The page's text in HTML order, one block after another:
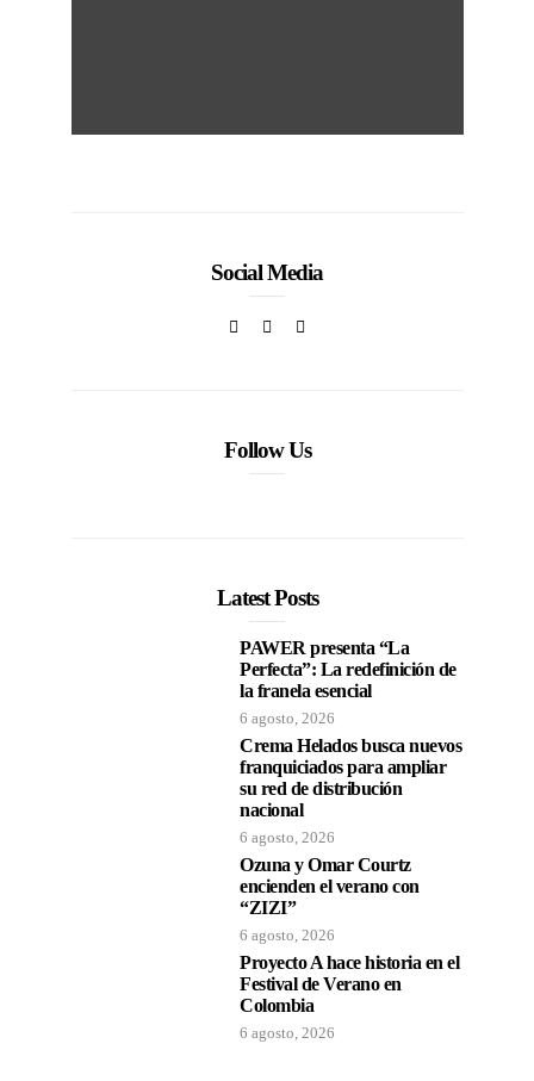
Social Media
Follow Us
Latest Posts
PAWER presenta “La
Perfecta”: La redefinición de
la franela esencial
6 agosto, 2026
Crema Helados busca nuevos
franquiciados para ampliar
su red de distribución
nacional
6 agosto, 2026
Ozuna y Omar Courtz
encienden el verano con
“ZIZI”
6 agosto, 2026
Proyecto A hace historia en el
Festival de Verano en
Colombia
6 agosto, 2026